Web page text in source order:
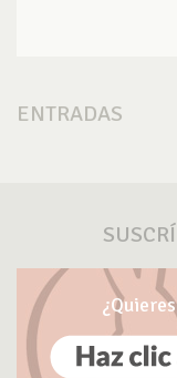
ENTRADAS